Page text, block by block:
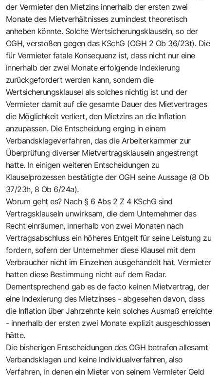
der Vermieter den Mietzins innerhalb der ersten zwei
Monate des Mietverhältnisses zumindest theoretisch
anheben könnte. Solche Wertsicherungsklauseln, so der
OGH, verstoßen gegen das KSchG (OGH 2 Ob 36/23t). Die
für Vermieter fatale Konsequenz ist, dass nicht nur eine
innerhalb der zwei Monate erfolgende Indexierung
zurückgefordert werden kann, sondern die
Wertsicherungsklausel als solches nichtig ist und der
Vermieter damit auf die gesamte Dauer des Mietvertrages
die Möglichkeit verliert, den Mietzins an die Inflation
anzupassen. Die Entscheidung erging in einem
Verbandsklageverfahren, das die Arbeiterkammer zur
Überprüfung diverser Mietvertragsklauseln angestrengt
hatte. In einigen weiteren Entscheidungen zu
Klauselprozessen bestätigte der OGH seine Aussage (8 Ob
37/23h, 8 Ob 6/24a).
Worum geht es? Nach § 6 Abs 2 Z 4 KSchG sind
Vertragsklauseln unwirksam, die dem Unternehmer das
Recht einräumen, innerhalb von zwei Monaten nach
Vertragsabschluss ein höheres Entgelt für seine Leistung zu
fordern, sofern der Unternehmer diese Klausel mit dem
Verbraucher nicht im Einzelnen ausgehandelt hat. Vermieter
hatten diese Bestimmung nicht auf dem Radar.
Dementsprechend gab es de facto keinen Mietvertrag, der
eine Indexierung des Mietzinses - abgesehen davon, dass
die Inflation über Jahrzehnte kein solches Ausmaß erreichte
- innerhalb der ersten zwei Monate explizit ausgeschlossen
hätte.
Die bisherigen Entscheidungen des OGH betrafen allesamt
Verbandsklagen und keine Individualverfahren, also
Verfahren, in denen ein Mieter von seinem Vermieter Geld